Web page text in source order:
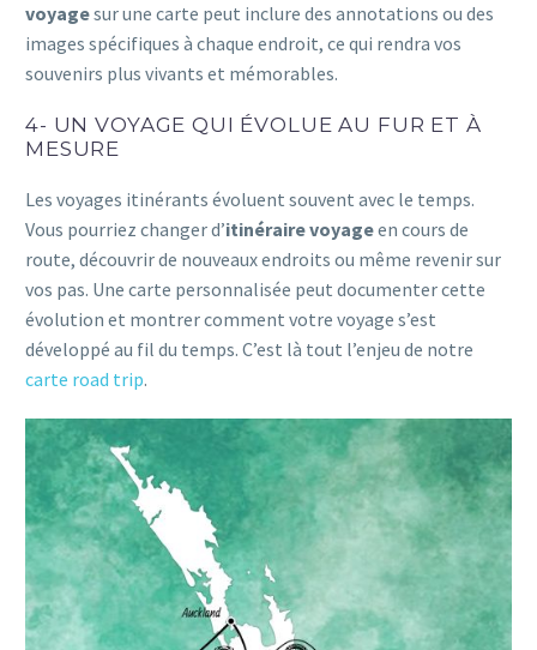
voyagesur une carte peut inclure des annotations ou des
images spécifiques à chaque endroit, ce qui rendra vos
souvenirs plus vivants et mémorables.
4- UN VOYAGE QUI ÉVOLUE AU FUR ET À
MESURE
Les voyages itinérants évoluent souvent avec le temps.
Vous pourriez changer d’itinéraire voyageen cours de
route, découvrir de nouveaux endroits ou même revenir sur
vos pas. Une carte personnalisée peut documenter cette
évolution et montrer comment votre voyage s’est
développé au fil du temps. C’est là tout l’enjeu de notre
carte road trip.